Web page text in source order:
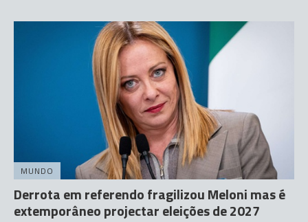
MUNDO
Derrota em referendo fragilizou Meloni mas é
extemporâneo projectar eleições de 2027